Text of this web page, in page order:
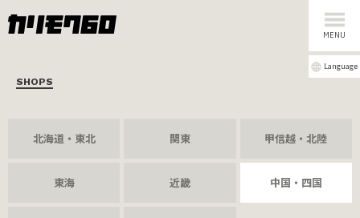
MENU
Language
SHOPS
北海道・東北 関東 甲信越・北陸
東海 近畿 中国・四国